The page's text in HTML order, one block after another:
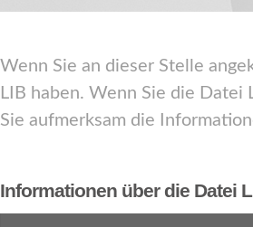
Wenn Sie an dieser Stelle
LIB haben. Wenn Sie die
Sie aufmerksam die
Informationen über die Datei